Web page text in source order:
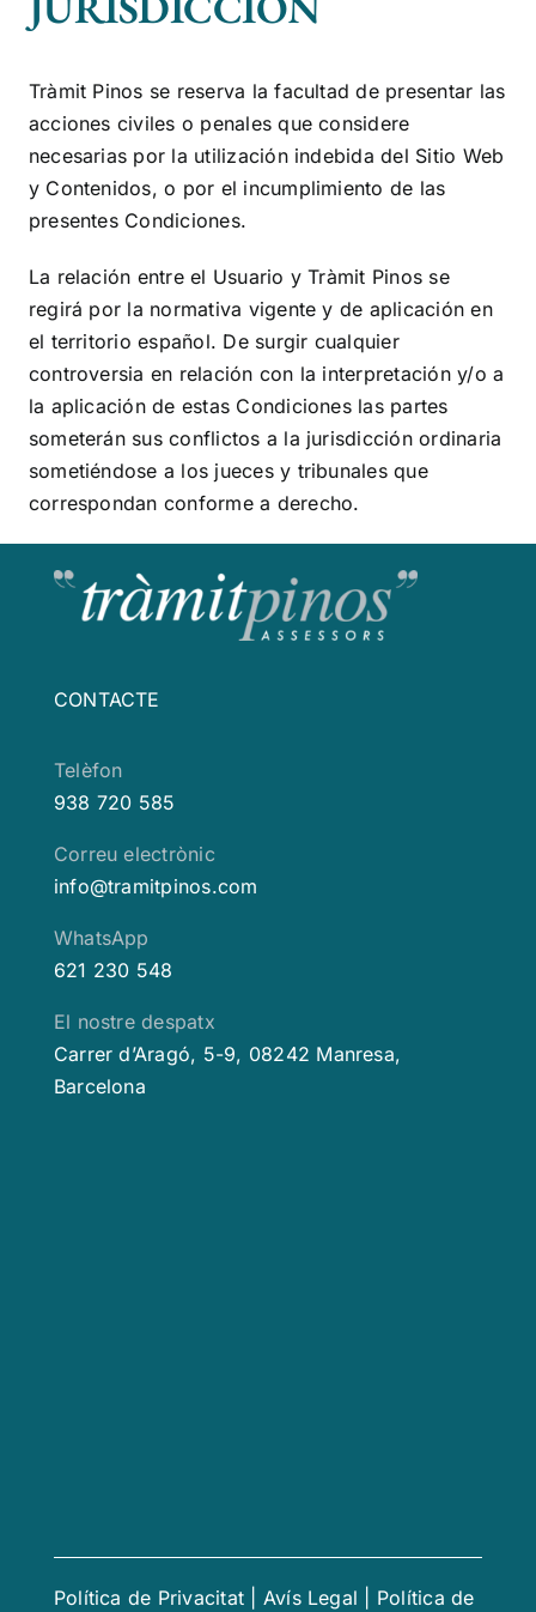
Tràmit Pinos se reserva la facultad de presentar las
acciones civiles o penales que considere
necesarias por la utilización indebida del Sitio Web
y Contenidos, o por el incumplimiento de las
presentes Condiciones.
La relación entre el Usuario yTràmit Pinos se
regirá por la normativa vigente y de aplicación en
el territorio español. De surgir cualquier
controversia en relación con la interpretación y/o a
la aplicación de estas Condiciones las partes
someterán sus conflictos a la jurisdicción ordinaria
sometiéndose a los jueces y tribunales que
correspondan conforme a derecho.
CONTACTE
Telèfon
938 720 585
Correu electrònic
info@tramitpinos.com
WhatsApp
621 230 548
El nostre despatx
Carrer d’Aragó, 5-9, 08242 Manresa,
Barcelona
Política de Privacitat Avís Legal Política de